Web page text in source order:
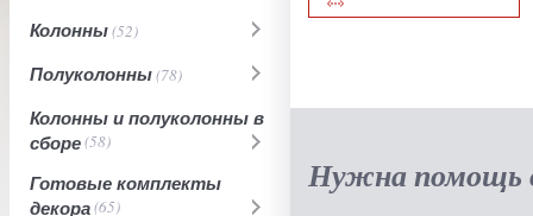
Колонны(52)
Полуколонны(78)
Колонны и полуколонны в
сборе(58)
Готовые комплекты
декора(65)
Нужна помощь